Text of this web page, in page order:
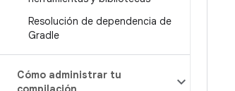
Resolución de dependencia de
Gradle
Cómo administrar tu